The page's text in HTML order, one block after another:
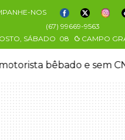
NOS
(67) 99669-9563
SÁBADO 08 CAMPO
bêbado e sem